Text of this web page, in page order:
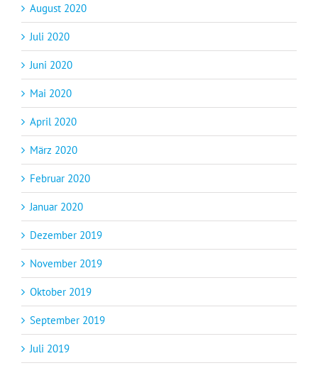
August 2020
Juli 2020
Juni 2020
Mai 2020
April 2020
März 2020
Februar 2020
Januar 2020
Dezember 2019
November 2019
Oktober 2019
September 2019
Juli 2019